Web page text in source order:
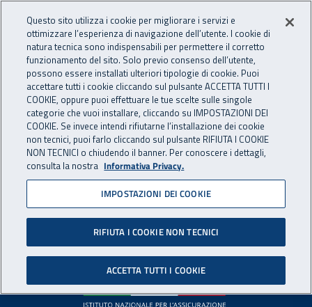
INAIL - Istituto Nazionale
Apri cerca
Navigazione principale
Pagina non disponibile
Il contenuto non è stato trovato. Per continuare la
navigazione è possibile ritornare alla
Footer
Questo sito utilizza i cookie per migliorare i servizi e
ottimizzare l’esperienza di navigazione dell’utente. I cookie di
natura tecnica sono indispensabili per permettere il corretto
funzionamento del sito. Solo previo consenso dell’utente,
possono essere installati ulteriori tipologie di cookie. Puoi
accettare tutti i cookie cliccando sul pulsante ACCETTA TUTTI I
COOKIE, oppure puoi effettuare le tue scelte sulle singole
categorie che vuoi installare, cliccando su IMPOSTAZIONI DEI
COOKIE. Se invece intendi rifiutarne l’installazione dei cookie
non tecnici, puoi farlo cliccando sul pulsante RIFIUTA I COOKIE
NON TECNICI o chiudendo il banner. Per conoscere i dettagli,
consulta la nostra Informativa Privacy.
IMPOSTAZIONI DEI COOKIE
RIFIUTA I COOKIE NON TECNICI
ACCETTA TUTTI I COOKIE